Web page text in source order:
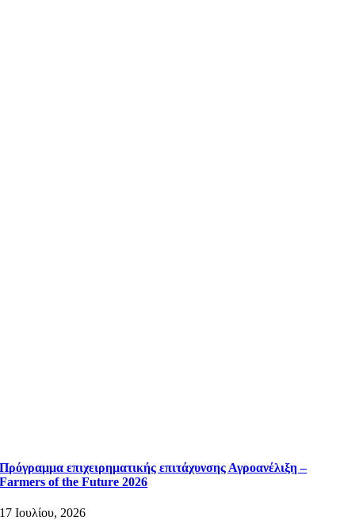
Πρόγραμμα επιχειρηματικής επιτάχυνσης Αγροανέλιξη –
Farmers of the Future 2026
17 Ιουλίου, 2026